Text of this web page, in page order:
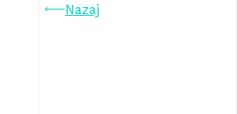
Nazaj